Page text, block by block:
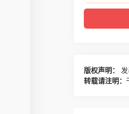
版权声明：
转载请注明：